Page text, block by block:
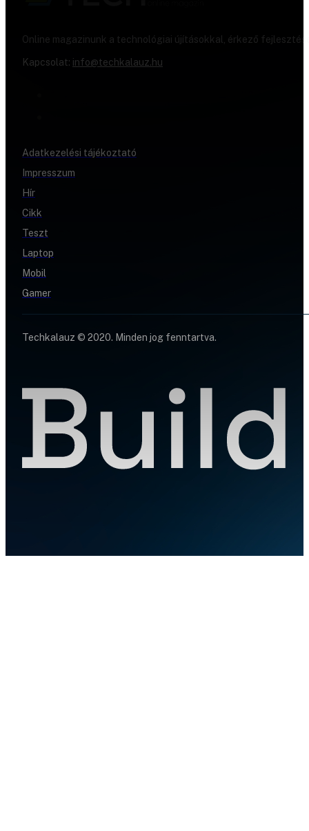
Online magazinunk a technológiai újításokkal, érkező
Kapcsolat: info@techkalauz.hu
Adatkezelési tájékoztató
Impresszum
Hír
Cikk
Teszt
Laptop
Mobil
Gamer
Techkalauz © 2020. Minden jog fenntartva.